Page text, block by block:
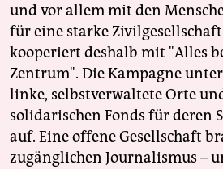
und vor allem mit den
für eine starke
kooperiert deshalb mit "Alles
Zentrum". Die Kampagne
linke, selbstverwaltete Orte
solidarischen Fonds für deren
auf. Eine offene Gesellschaft
zugänglichen Journalismus –